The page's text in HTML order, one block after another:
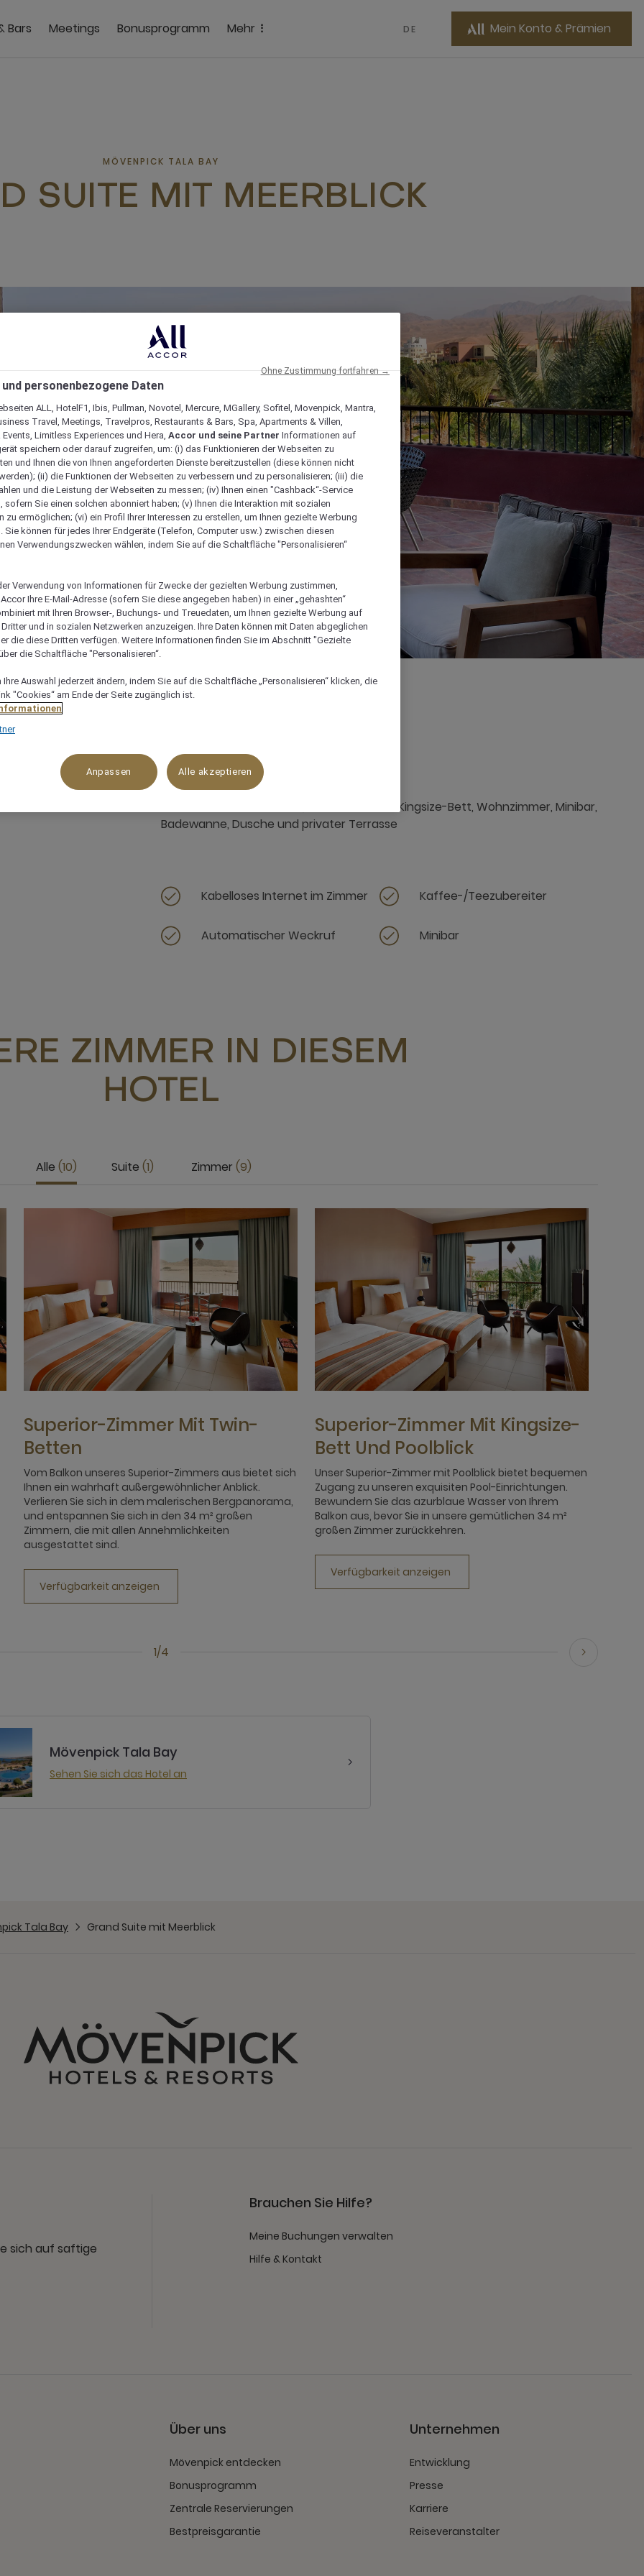
Bars Meetings Bonusprogramm Mehr DE Mein Konto & Prämien
MÖVENPICK TALA BAY
SUITE MIT MEERBLICK
Verfügbarkeit anzeigen
112 m² Ozean-/Meerblick
Grand Suite mit Meerblick, 112-m²-Suite mit Kingsize-Bett, Wohnzimmer, Minibar,
Badewanne, Dusche und privater Terrasse
Kabelloses Internet im Zimmer Kaffee-/Teezubereiter
Automatischer Weckruf Minibar
ZIMMER IN DIESEM
HOTEL
Alle 10 Suite 1 Zimmer 9
1/4
Superior-Zimmer Mit Twin-
Betten
Vom Balkon unseres Superior-Zimmers aus bietet sich
Ihnen ein wahrhaft außergewöhnlicher Anblick.
Verlieren Sie sich in dem malerischen Bergpanorama,
und entspannen Sie sich in den 34 m² großen
Zimmern, die mit allen Annehmlichkeiten
ausgestattet sind.
Verfügbarkeit anzeigen
Superior-Zimmer Mit Kingsize-
Bett Und Poolblick
Unser Superior-Zimmer mit Poolblick bietet bequemen
Zugang zu unseren exquisiten Pool-Einrichtungen.
Bewundern Sie das azurblaue Wasser von Ihrem
Balkon aus, bevor Sie in unsere gemütlichen 34 m²
großen Zimmer zurückkehren.
Verfügbarkeit anzeigen
Mövenpick Tala Bay
Sehen Sie sich das Hotel an
Tala Bay Grand Suite mit Meerblick
sich auf saftige
Brauchen Sie Hilfe?
Meine Buchungen verwalten
Hilfe & Kontakt
Über uns
Mövenpick entdecken
Bonusprogramm
Zentrale Reservierungen
Bestpreisgarantie
Unternehmen
Entwicklung
Presse
Karriere
Reiseveranstalter
personenbezogene Daten
ALL, HotelF1, Ibis, Pullman, Novotel, Mercure, MGallery, Sofitel, Movenpick, Mantra,
Travel, Meetings, Travelpros, Restaurants & Bars, Spa, Apartments & Villen,
Limitless Experiences und Hera, Accor und seine Partner Informationen auf
speichern oder darauf zugreifen, um: (i) das Funktionieren der Webseiten zu
und Ihnen die von Ihnen angeforderten Dienste bereitzustellen (diese können nicht
(ii) die Funktionen der Webseiten zu verbessern und zu personalisieren; (iii) die
und die Leistung der Webseiten zu messen; (iv) Ihnen einen "Cashback“-Service
sofern Sie einen solchen abonniert haben; (v) Ihnen die Interaktion mit sozialen
zu ermöglichen; (vi) ein Profil Ihrer Interessen zu erstellen, um Ihnen gezielte Werbung
Sie können für jedes Ihrer Endgeräte (Telefon, Computer usw.) zwischen diesen
Verwendungszwecken wählen, indem Sie auf die Schaltfläche "Personalisieren“
Verwendung von Informationen für Zwecke der gezielten Werbung zustimmen,
Ihre E-Mail-Adresse (sofern Sie diese angegeben haben) in einer „gehashten“
mit Ihren Browser-, Buchungs- und Treuedaten, um Ihnen gezielte Werbung auf
und in sozialen Netzwerken anzuzeigen. Ihre Daten können mit Daten abgeglichen
die diese Dritten verfügen. Weitere Informationen finden Sie im Abschnitt "Gezielte
die Schaltfläche "Personalisieren“.
Ihre Auswahl jederzeit ändern, indem Sie auf die Schaltfläche „Personalisieren“ klicken, die
"Cookies“ am Ende der Seite zugänglich ist.
Anpassen Alle akzeptieren
Ohne Zustimmung fortfahren →